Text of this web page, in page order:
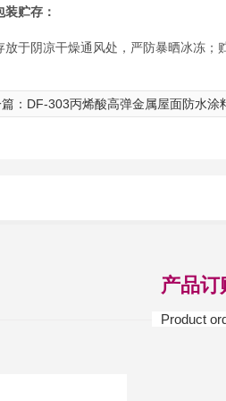
装贮存：
放于阴凉干燥通风处，严防暴晒冰冻；
篇：DF-303丙烯酸高弹金属屋面防水涂
产品订
Product